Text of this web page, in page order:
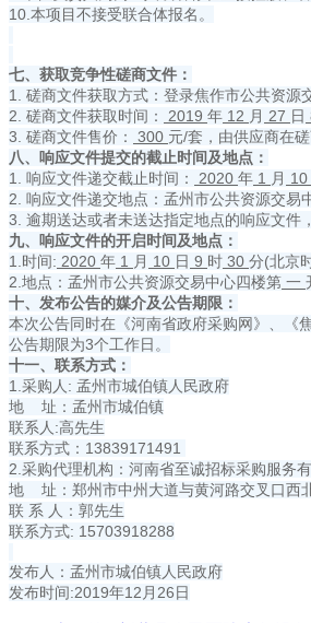
10.本项目不接受联合体报名。
七、获取竞争性磋商文件：
1. 磋商文件获取方式：登录焦作市公共资源
2. 磋商文件获取时间：
2019 年 12 月 27 日
3. 磋商文件售价：
300 元/套，由供应商在
八、响应文件提交的截止时间及地点：
1. 响应文件递交截止时间：
2020 年 1 月 10
2. 响应文件递交地点：孟州市公共资源交易
3. 逾期送达或者未送达指定地点的响应文件
九、响应文件的开启时间及地点：
1.时间: 2020 年 1 月 10 日 9 时 30 分(北京
2.地点：孟州市公共资源交易中心四楼第 一
十、发布公告的媒介及公告期限：
本次公告同时在《河南省政府采购网》、《
公告期限为3个工作日。
十一、联系方式：
1.采购人: 孟州市城伯镇人民政府
地 址：孟州市城伯镇
联系人:高先生
联系方式：13839171491
2.采购代理机构：河南省至诚招标采购服务
地 址：郑州市中州大道与黄河路交叉口西
联 系 人：郭先生
联系方式: 15703918288
发布人：孟州市城伯镇人民政府
发布时间:2019年12月26日